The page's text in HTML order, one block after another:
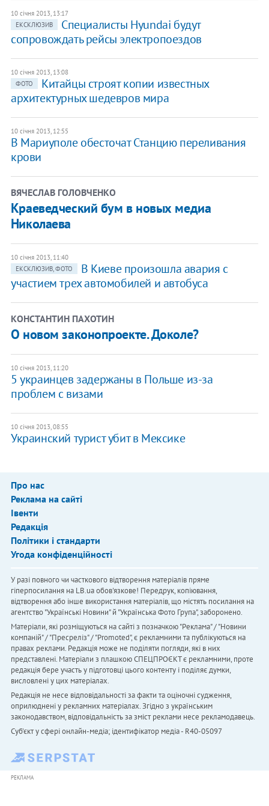
10 січня 2013, 13:17
ЕКСКЛЮЗИВ
Специалисты Hyundai будут
сопровождать рейсы электропоездов
10 січня 2013, 13:08
ФОТО
Китайцы строят копии известных
архитектурных шедевров мира
10 січня 2013, 12:55
В Мариуполе обесточат Станцию переливания
крови
ВЯЧЕСЛАВ ГОЛОВЧЕНКО
Краеведческий бум в новых медиа
Николаева
10 січня 2013, 11:40
ЕКСКЛЮЗИВ, ФОТО
В Киеве произошла авария с
участием трех автомобилей и автобуса
КОНСТАНТИН ПАХОТИН
О новом законопроекте. Доколе?
10 січня 2013, 11:20
5 украинцев задержаны в Польше из-за
проблем с визами
10 січня 2013, 08:55
Украинский турист убит в Мексике
Про нас
Реклама на сайті
Івенти
Редакція
Політики і стандарти
Угода конфіденційності
У разі повного чи часткового відтворення матеріалів пряме
гіперпосилання на LB.ua обов'язкове! Передрук, копіювання,
відтворення або інше використання матеріалів, що містять посилання на
агентство "Українськi Новини" й "Українська Фото Група", заборонено.
Матеріали, які розміщуються на сайті з позначкою "Реклама" / "Новини
компаній" / "Пресреліз" / "Promoted", є рекламними та публікуються на
правах реклами. Редакція може не поділяти погляди, які в них
представлені. Матеріали з плашкою СПЕЦПРОЄКТ є рекламними, проте
редакція бере участь у підготовці цього контенту і поділяє думки,
висловлені у цих матеріалах.
Редакція не несе відповідальності за факти та оціночні судження,
оприлюднені у рекламних матеріалах. Згідно з українським
законодавством, відповідальність за зміст реклами несе рекламодавець.
Cуб'єкт у сфері онлайн-медіа; ідентифікатор медіа - R40-05097
РЕКЛАМА